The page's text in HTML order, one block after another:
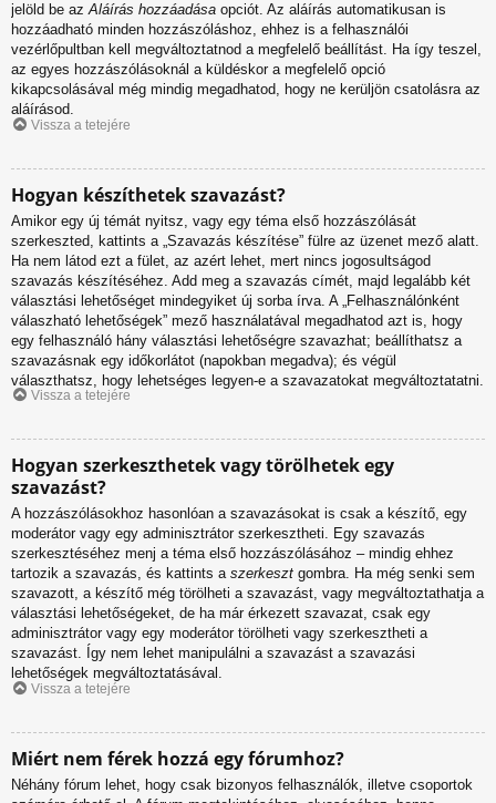
jelöld be azAláírás hozzáadása opciót. Az aláírás automatikusan is
hozzáadható minden hozzászóláshoz, ehhez is a felhasználói
vezérlőpultban kell megváltoztatnod a megfelelő beállítást. Ha így teszel,
az egyes hozzászólásoknál a küldéskor a megfelelő opció
kikapcsolásával még mindig megadhatod, hogy ne kerüljön csatolásra az
aláírásod.
Vissza a tetejére
Hogyan készíthetek szavazást?
Amikor egy új témát nyitsz, vagy egy téma első hozzászólását
szerkeszted, kattints a „Szavazás készítése” fülre az üzenet mező alatt.
Ha nem látod ezt a fület, az azért lehet, mert nincs jogosultságod
szavazás készítéséhez. Add meg a szavazás címét, majd legalább két
választási lehetőséget mindegyiket új sorba írva. A „Felhasználónként
válaszható lehetőségek” mező használatával megadhatod azt is, hogy
egy felhasználó hány választási lehetőségre szavazhat; beállíthatsz a
szavazásnak egy időkorlátot (napokban megadva); és végül
választhatsz, hogy lehetséges legyen-e a szavazatokat megváltoztatatni.
Vissza a tetejére
Hogyan szerkeszthetek vagy törölhetek egy
szavazást?
A hozzászólásokhoz hasonlóan a szavazásokat is csak a készítő, egy
moderátor vagy egy adminisztrátor szerkesztheti. Egy szavazás
szerkesztéséhez menj a téma első hozzászólásához – mindig ehhez
tartozik a szavazás, és kattints a szerkeszt gombra. Ha még senki sem
szavazott, a készítő még törölheti a szavazást, vagy megváltoztathatja a
választási lehetőségeket, de ha már érkezett szavazat, csak egy
adminisztrátor vagy egy moderátor törölheti vagy szerkesztheti a
szavazást. Így nem lehet manipulálni a szavazást a szavazási
lehetőségek megváltoztatásával.
Vissza a tetejére
Miért nem férek hozzá egy fórumhoz?
Néhány fórum lehet, hogy csak bizonyos felhasználók, illetve csoportok